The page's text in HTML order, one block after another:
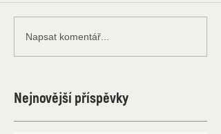
Napsat komentář...
Nejnovější příspěvky